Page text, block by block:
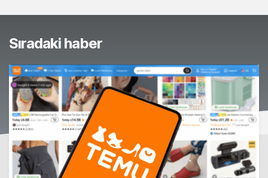
Sıradaki haber